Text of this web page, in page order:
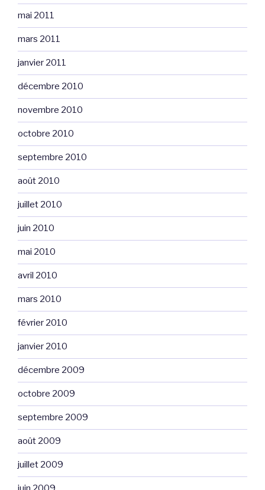
mai 2011
mars 2011
janvier 2011
décembre 2010
novembre 2010
octobre 2010
septembre 2010
août 2010
juillet 2010
juin 2010
mai 2010
avril 2010
mars 2010
février 2010
janvier 2010
décembre 2009
octobre 2009
septembre 2009
août 2009
juillet 2009